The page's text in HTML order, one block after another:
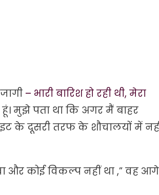
– भारी बारिश हो रही थी, मेरा
मुझे पता था कि अगर मैं बाहर
के दूसरी तरफ के शौचालयों में
और कोई विकल्प नहीं था ,” वह आगे